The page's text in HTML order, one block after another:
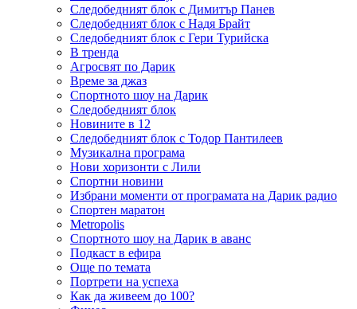
Следобедният блок с Димитър Панев
Следобедният блок с Надя Брайт
Следобедният блок с Гери Турийска
В тренда
Агросвят по Дарик
Време за джаз
Спортното шоу на Дарик
Следобедният блок
Новините в 12
Следобедният блок с Тодор Пантилеев
Музикална програма
Нови хоризонти с Лили
Спортни новини
Избрани моменти от програмата на Дарик радио
Спортен маратон
Metropolis
Спортното шоу на Дарик в аванс
Подкаст в ефира
Още по темата
Портрети на успеха
Как да живеем до 100?